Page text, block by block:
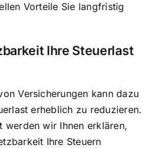
Vorteile Sie langfristig
Ihre Steuerlast
Versicherungen kann dazu
erheblich zu reduzieren.
werden wir Ihnen erklären,
Ihre Steuern